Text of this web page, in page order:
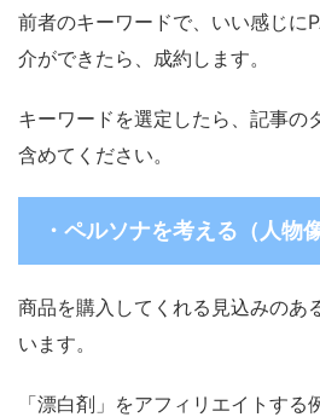
前者のキーワードで、いい感じに
介ができたら、成約します。
キーワードを選定したら、記事の
含めてください。
・ペルソナを考える（人物像
商品を購入してくれる見込みのあ
います。
「漂白剤」をアフィリエイトする